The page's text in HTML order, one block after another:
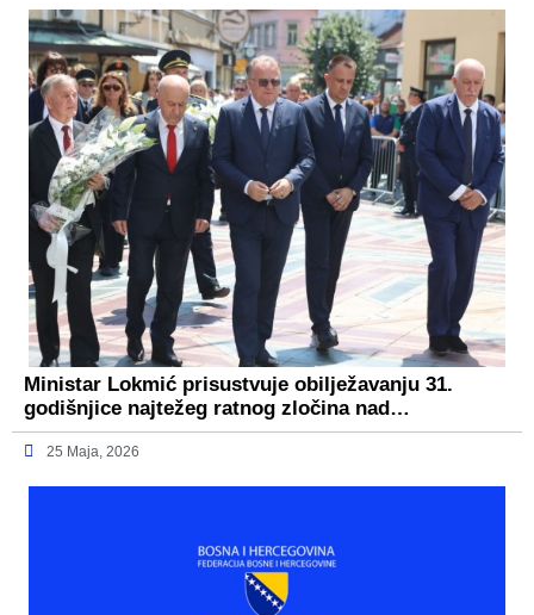
Ministar Lokmić prisustvuje obilježavanju 31.
godišnjice najtežeg ratnog zločina nad…
25 Maja, 2026